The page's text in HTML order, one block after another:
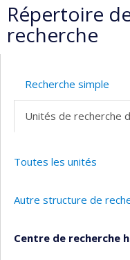
Répertoire
recherche
Recherche simple
Unités de recherche
Toutes les unités
Autre structure de
Centre de recherche